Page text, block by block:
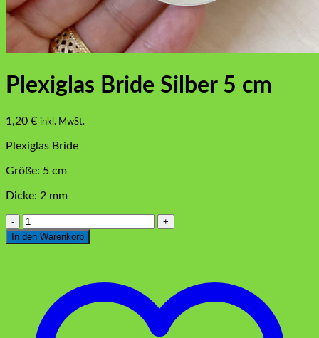
Plexiglas Bride Silber 5 cm
1,20 € inkl. MwSt.
Plexiglas Bride
Größe: 5 cm
Dicke: 2 mm
Plexiglas
Bride
Silber
In den Warenkorb